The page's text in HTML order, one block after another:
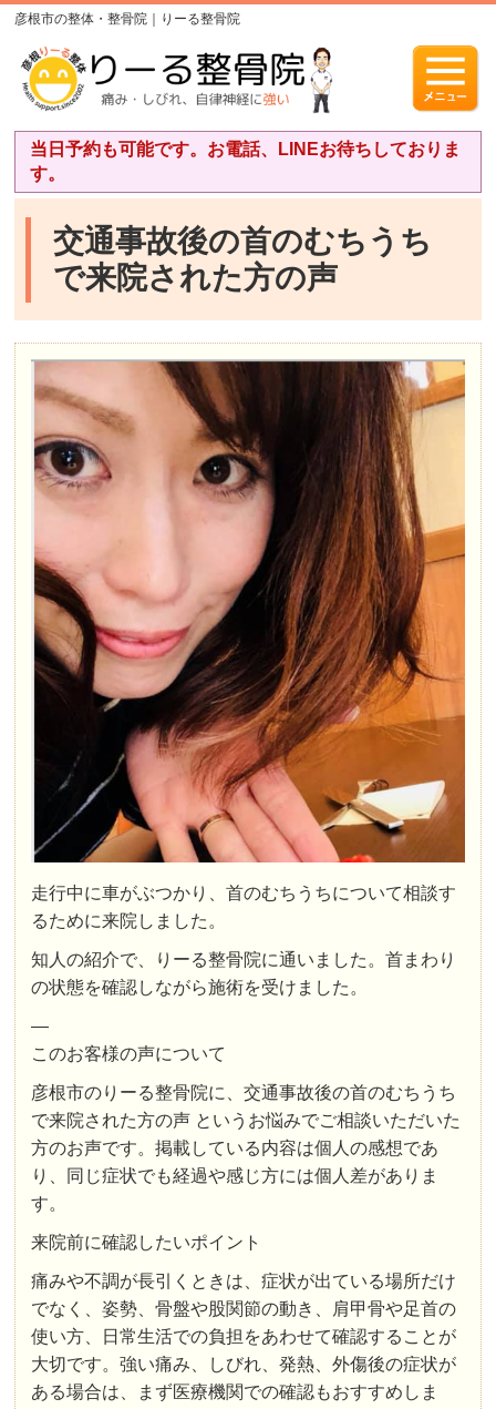
彦根市の整体・整骨院｜りーる整骨院
当日予約も可能です。お電話、LINEお待ちしておりま
す。
交通事故後の首のむちうち
で来院された方の声
走行中に車がぶつかり、首のむちうちについて相談す
るために来院しました。
知人の紹介で、りーる整骨院に通いました。首まわり
の状態を確認しながら施術を受けました。
—
このお客様の声について
彦根市のりーる整骨院に、交通事故後の首のむちうち
で来院された方の声 というお悩みでご相談いただいた
方のお声です。掲載している内容は個人の感想であ
り、同じ症状でも経過や感じ方には個人差がありま
す。
来院前に確認したいポイント
痛みや不調が長引くときは、症状が出ている場所だけ
でなく、姿勢、骨盤や股関節の動き、肩甲骨や足首の
使い方、日常生活での負担をあわせて確認することが
大切です。強い痛み、しびれ、発熱、外傷後の症状が
ある場合は、まず医療機関での確認もおすすめしま